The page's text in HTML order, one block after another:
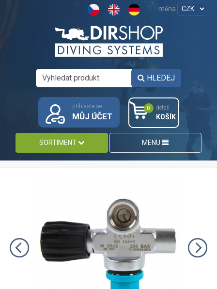
měna
HLEDEJ
přihlaste se
MŮJ ÚČET
0 detail
KOŠÍK
SORTIMENT MENU